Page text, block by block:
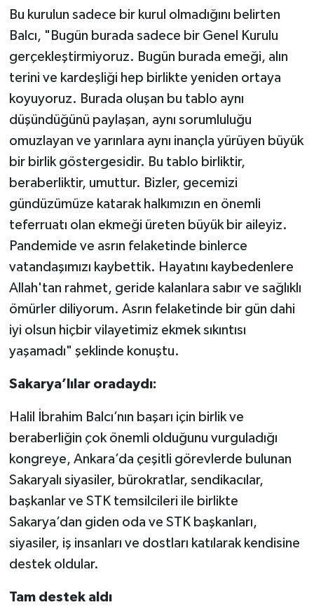
Bu kurulun sadece bir kurul olmadığını belirten
Balcı, "Bugün burada sadece bir Genel Kurulu
gerçekleştirmiyoruz. Bugün burada emeği, alın
terini ve kardeşliği hep birlikte yeniden ortaya
koyuyoruz. Burada oluşan bu tablo aynı
düşündüğünü paylaşan, aynı sorumluluğu
omuzlayan ve yarınlara aynı inançla yürüyen büyük
bir birlik göstergesidir. Bu tablo birliktir,
beraberliktir, umuttur. Bizler, gecemizi
gündüzümüze katarak halkımızın en önemli
teferruatı olan ekmeği üreten büyük bir aileyiz.
Pandemide ve asrın felaketinde binlerce
vatandaşımızı kaybettik. Hayatını kaybedenlere
Allah'tan rahmet, geride kalanlara sabır ve sağlıklı
ömürler diliyorum. Asrın felaketinde bir gün dahi
iyi olsun hiçbir vilayetimiz ekmek sıkıntısı
yaşamadı" şeklinde konuştu.
Sakarya’lılar oradaydı:
Halil İbrahim Balcı’nın başarı için birlik ve
beraberliğin çok önemli olduğunu vurguladığı
kongreye, Ankara’da çeşitli görevlerde bulunan
Sakaryalı siyasiler, bürokratlar, sendikacılar,
başkanlar ve STK temsilcileri ile birlikte
Sakarya’dan giden oda ve STK başkanları,
siyasiler, iş insanları ve dostları katılarak kendisine
destek oldular.
Tam destek aldı